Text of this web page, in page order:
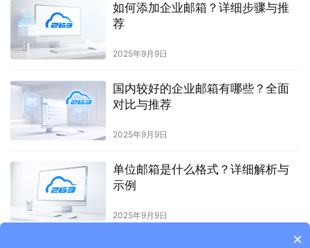
如何添加企业邮箱？详细步骤与推
荐
2025年9月9日
国内较好的企业邮箱有哪些？全面
对比与推荐
2025年9月9日
单位邮箱是什么格式？详细解析与
示例
2025年9月9日
×